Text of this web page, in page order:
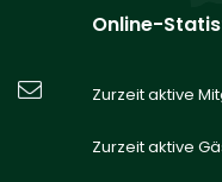
WhatsApp
E-Mail
Online-
Zurzeit aktive
Zurzeit aktive